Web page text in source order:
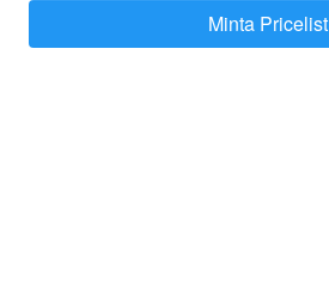
`Minta Pricelist